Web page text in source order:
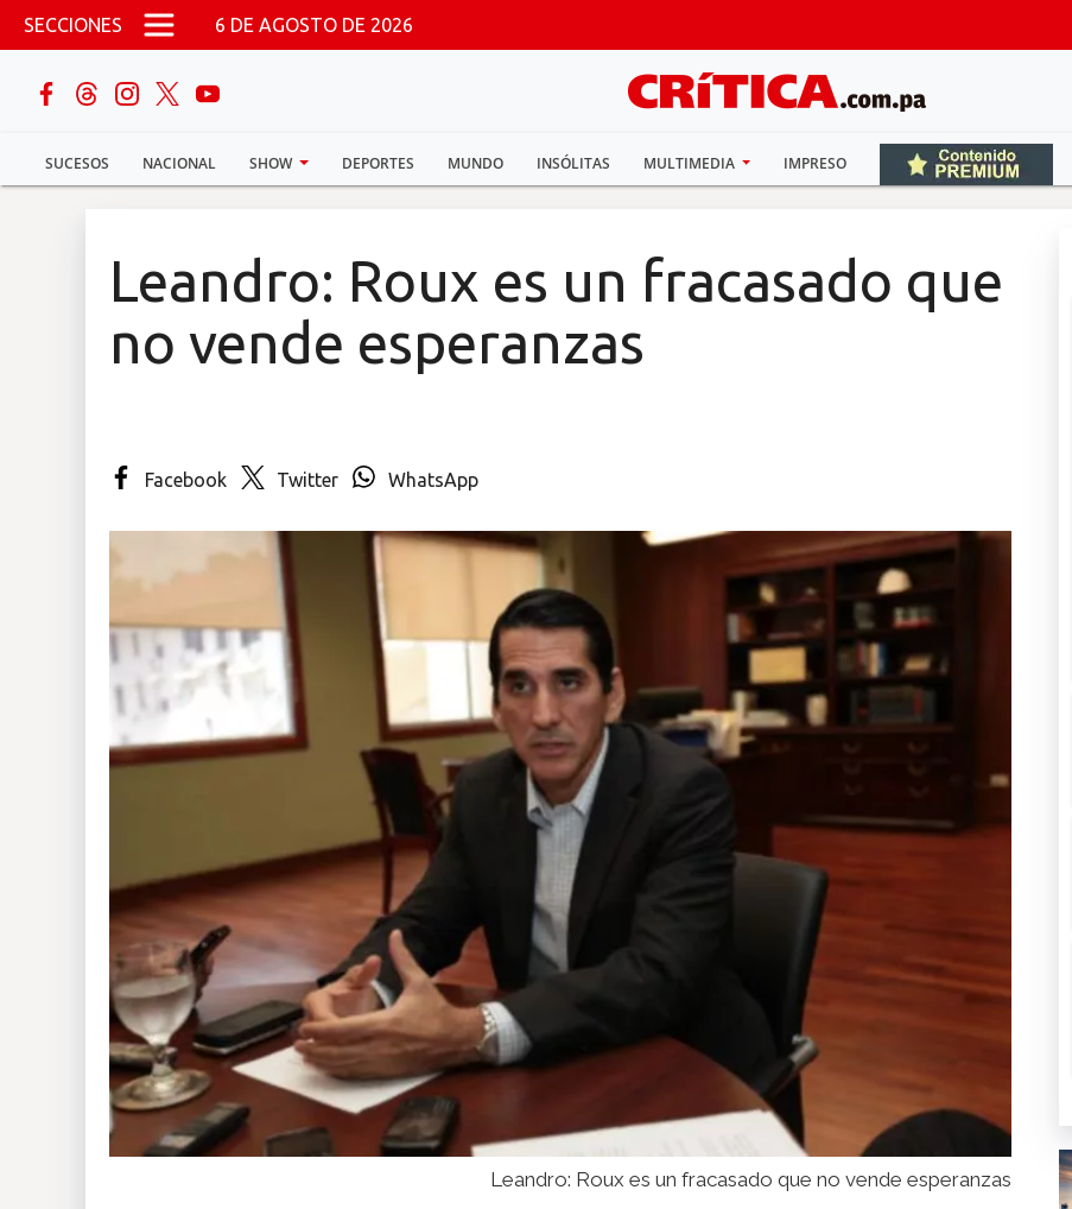
Pasar al contenido principal
SECCIONES 6 DE AGOSTO DE 2026
SUCESOS NACIONAL SHOW DEPORTES MUNDO INSÓLITAS MULTIMEDIA IMPRESO
buscar
Sucesos
Multimedia
Leandro: Roux es un fracasado que
no vende esperanzas
Facebook Twitter WhatsApp
Leandro: Roux es un fracasado que no vende esperanzas